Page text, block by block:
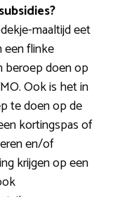
maaltijd eet
een flinke
beroep doen op
Ook is het in
te doen op de
kortingspas of
en/of
krijgen op een